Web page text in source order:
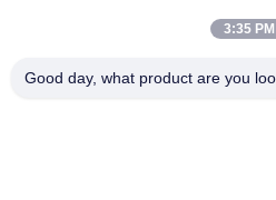
315 Ton Metro Wheelset Press
3:35 PM
Good day, what product are you